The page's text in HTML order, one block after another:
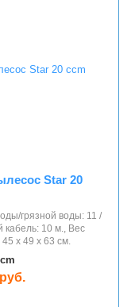
Star 20
грязной воды: 11 /
кабель: 10 м., Вес
х 49 х 63 см.